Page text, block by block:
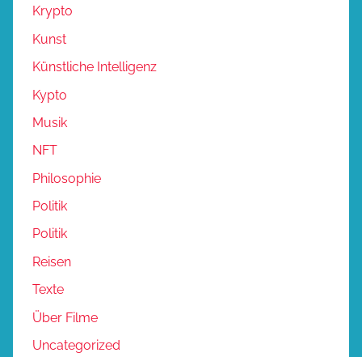
Krypto
Kunst
Künstliche Intelligenz
Kypto
Musik
NFT
Philosophie
Politik
Politik
Reisen
Texte
Über Filme
Uncategorized